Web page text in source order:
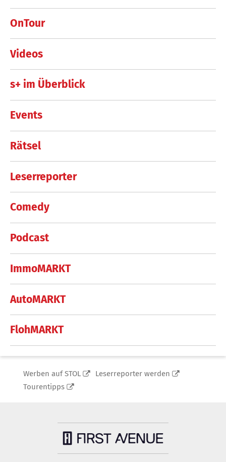
OnTour
Videos
s+ im Überblick
Events
Rätsel
Leserreporter
Comedy
Podcast
ImmoMARKT
AutoMARKT
FlohMARKT
Werben auf STOL
Leserreporter werden
Tourentipps